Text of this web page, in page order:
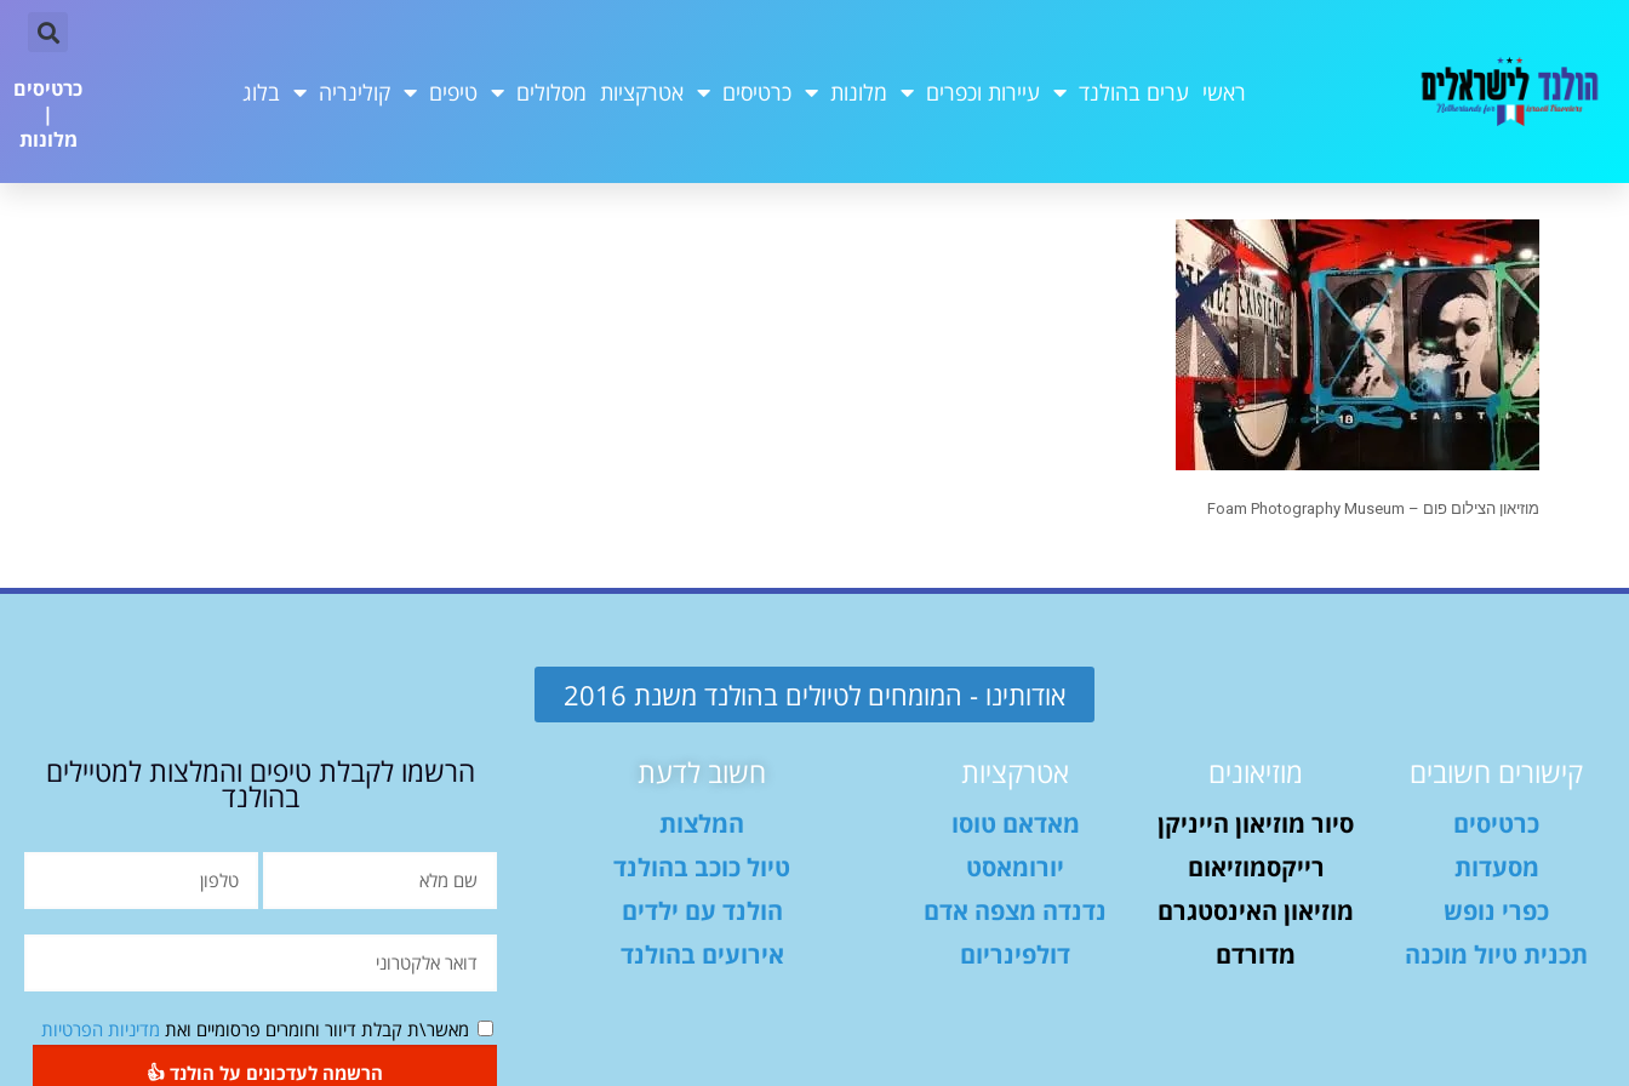
ראשי ערים בהולנד עיירות וכפרים מלונות כרטיסים אטרקציות מסלולים טיפים קולינריה בלוג
כרטיסים
|
מלונות
מוזיאון הצילום פום – Foam Photography Museum
אודותינו - המומחים לטיולים בהולנד משנת 2016
קישורים חשובים
כרטיסים
מסעדות
כפרי נופש
תכנית טיול מוכנה
מוזיאונים
סיור מוזיאון הייניקן
רייקסמוזיאום
מוזיאון האינסטגרם
מדורדם
אטרקציות
מאדאם טוסו
יורומאסט
נדנדה מצפה אדם
דולפינריום
חשוב לדעת
המלצות
טיול כוכב בהולנד
הולנד עם ילדים
אירועים בהולנד
הרשמו לקבלת טיפים והמלצות למטיילים
בהולנד
מאשר\ת קבלת דיוור וחומרים פרסומיים ואת מדיניות הפרטיות
הרשמה לעדכונים על הולנד 👍